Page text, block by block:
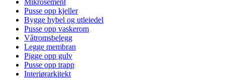
Mikrosement
Pusse opp kjeller
Bygge hybel og utleiedel
Pusse opp vaskerom
Våtromsbelegg
Legge membran
Pigge opp gulv
Pusse opp trapp
Interiørarkitekt